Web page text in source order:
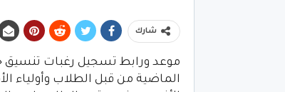
شارك
موعد ورابط تسجيل رغبات تنسيق
الماضية من قبل الطلاب وأولياء